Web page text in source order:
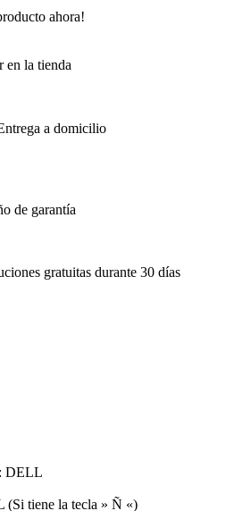
ahora!
en la tienda
a domicilio
de garantía
gratuitas durante 30 días
DELL
(Si tiene la tecla » Ñ «)